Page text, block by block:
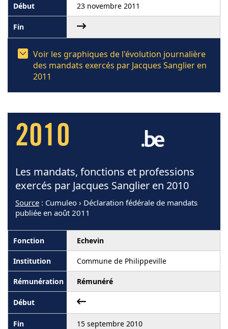
23 novembre 2011
Voir les graphiques de l'évolution journalière
des mandats exercés par Jacques Sanglier en
2011
2010
Les mandats, fonctions et professions
exercés par Jacques Sanglier en 2010
Source : Cumuleo › Déclaration fédérale de mandats
publiée en août 2011
Echevin
Commune de Philippeville
Rémunéré
15 septembre 2010